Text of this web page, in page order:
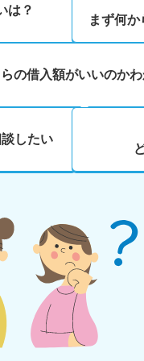
は？
まず何
の借入額がいいのか
したい